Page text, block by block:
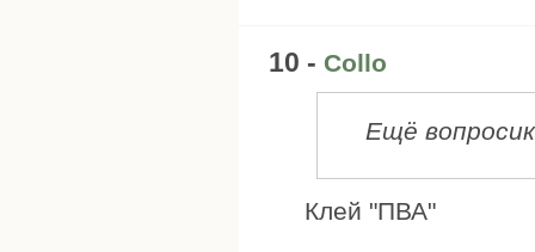
10 - Collo
Ещё
Клей "ПВА"